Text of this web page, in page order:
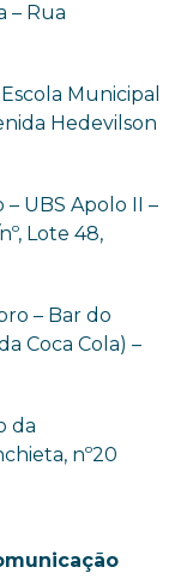
– Rua
Municipal
Hedevilson
UBS Apolo II –
Lote 48,
– Bar do
Coca Cola) –
da
nº20